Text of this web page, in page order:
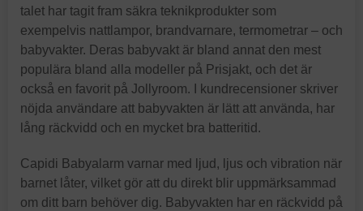
talet har tagit fram säkra teknikprodukter som
exempelvis nattlampor, brandvarnare, termometrar – och
babyvakter. Deras babyvakt är bland annat den mest
populära bland alla modeller på Prisjakt, och det är
också en favorit på Jollyroom. I kundrecensioner skriver
nöjda användare att babyvakten är lätt att använda, har
lång räckvidd och en mycket bra batteritid.
Capidi Babyalarm varnar med ljud, ljus och vibration när
barnet låter, vilket gör att du direkt blir uppmärksammad
om ditt barn behöver dig. Babyvakten har en räckvidd på